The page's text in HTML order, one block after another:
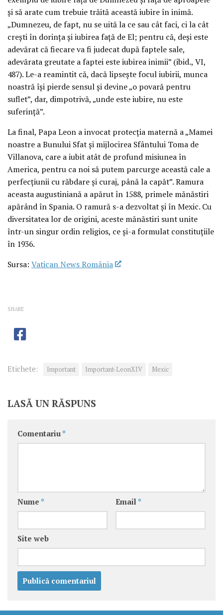
și să arate cum trebuie trăită această iubire în inimă.
„Dumnezeu, de fapt, nu se uită la ce sau cât faci, ci la cât
crești în dorința și iubirea față de El; pentru că, deși este
adevărat că fiecare va fi judecat după faptele sale,
adevărata greutate a faptei este iubirea inimii” (ibid., VI,
487). Le-a reamintit că, dacă lipsește focul iubirii, munca
noastră își pierde sensul și devine „o povară pentru
suflet”, dar, dimpotrivă, „unde este iubire, nu este
suferință”.
La final, Papa Leon a invocat protecția maternă a „Mamei
noastre a Bunului Sfat și mijlocirea Sfântului Toma de
Villanova, care a iubit atât de profund misiunea în
America, pentru ca noi să putem parcurge această cale a
perfecțiunii cu răbdare și curaj, până la capăt”. Ramura
aceasta augustiniană a apărut în 1588, primele mănăstiri
apărând în Spania. O ramură s-a dezvoltat și în Mexic. Cu
diversitatea lor de origini, aceste mănăstiri sunt unite
într-un singur ordin religios, ce și-a formulat constituțiile
în 1936.
Sursa: Vatican News România
SHARE
Etichete: Important Important-LeonXIV Mexic
LASĂ UN RĂSPUNS
Comentariu *
Nume * Email *
Site web